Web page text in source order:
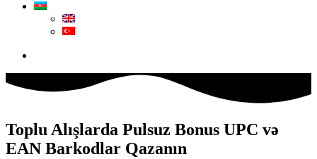
Toplu Alışlarda Pulsuz Bonus UPC və
EAN Barkodlar Qazanın